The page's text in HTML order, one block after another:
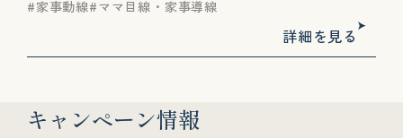
家事動線 ママ目線・家事導線
詳細を見る
キャンペーン情報